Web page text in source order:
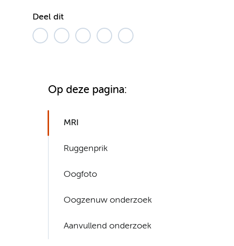
Deel dit
Op deze pagina:
MRI
Ruggenprik
Oogfoto
Oogzenuw onderzoek
Aanvullend onderzoek